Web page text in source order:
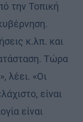
την Τοπική
κ.λπ. και
Τώρα
λέει. «Οι
είναι
είναι